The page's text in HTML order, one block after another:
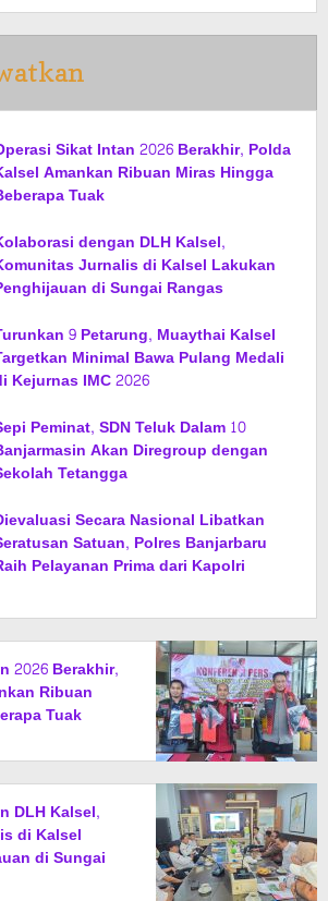
Sikat Intan 2026 Berakhir, Polda
Amankan Ribuan Miras Hingga
Tuak
dengan DLH Kalsel,
Jurnalis di Kalsel Lakukan
di Sungai Rangas
9 Petarung, Muaythai Kalsel
Minimal Bawa Pulang Medali
Kejurnas IMC 2026
Peminat, SDN Teluk Dalam 10
Akan Diregroup dengan
Tetangga
Secara Nasional Libatkan
Satuan, Polres Banjarbaru
Pelayanan Prima dari Kapolri
2026 Berakhir,
Ribuan
Tuak
DLH Kalsel,
di Kalsel
di Sungai